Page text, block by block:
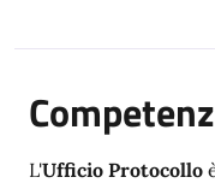
L'Ufficio Protocollo